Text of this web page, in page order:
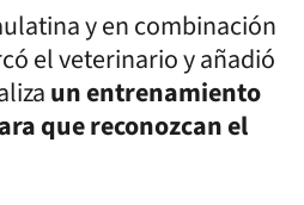
y en combinación
el veterinario y añadió
un entrenamiento
que reconozcan el